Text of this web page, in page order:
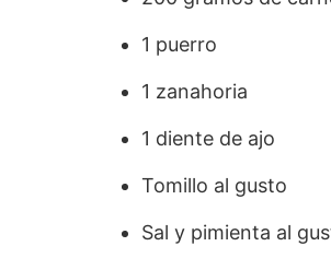
1 puerro
1 zanahoria
1 diente de ajo
Tomillo al gusto
Sal y pimienta al